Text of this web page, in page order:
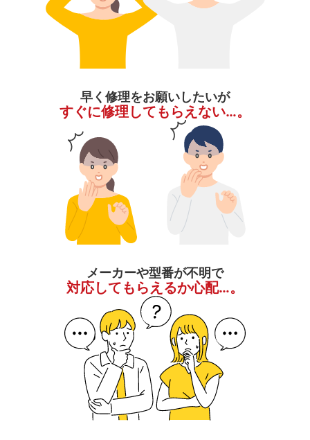
早く修理をお願いしたいが
すぐに修理してもらえない…。
メーカーや型番が不明で
対応してもらえるか心配…。